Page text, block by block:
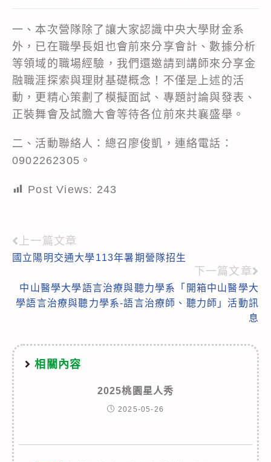
一、本次營隊除了讓大家認識中央大學財金系
外，已在職學長姐也會前來分享會計、數據分析
等領域的職場經驗，我們還邀請到講師來分享金
融職涯探索與理財基礎概念！不僅是上述的活
動，更精心策劃了模擬面試、專題討論與發表、
正裝舞會及試膽大會等待各位前來共襄盛舉。
二、活動聯絡人：總召廖俊凱，連絡電話：
0902262305。
Post Views: 243
Read
more
articles
上一篇文章
國立陽明交通大學113年暑期營隊招生
下一篇文章
中山醫學大學語言治療與聽力學系「開箱中山醫學大
學語言治療與聽力學系-語言治療師、聽力師」活動訊
息
相關內容
2025桃園星人秀
2025-05-26